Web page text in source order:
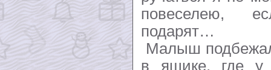
повеселею,
подарят…
Малыш
в ящике, где у